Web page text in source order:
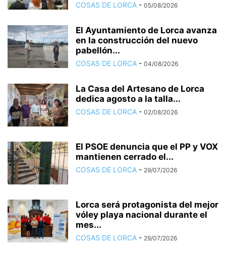
COSAS DE LORCA - 05/08/2026
El Ayuntamiento de Lorca avanza
en la construcción del nuevo
pabellón...
COSAS DE LORCA - 04/08/2026
La Casa del Artesano de Lorca
dedica agosto a la talla...
COSAS DE LORCA - 02/08/2026
El PSOE denuncia que el PP y VOX
mantienen cerrado el...
COSAS DE LORCA - 29/07/2026
Lorca será protagonista del mejor
vóley playa nacional durante el
mes...
COSAS DE LORCA - 29/07/2026